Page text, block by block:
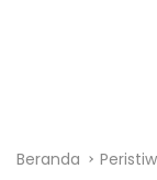
Beranda